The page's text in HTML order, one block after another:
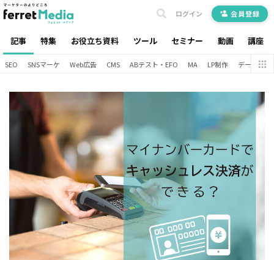
記事 特集 お役立ち資料 ツール セミナー 動画 講座
ログイン 会員登録
SEO SNSマーケ Web広告 CMS ABテスト・EFO MA LP制作 データ分析